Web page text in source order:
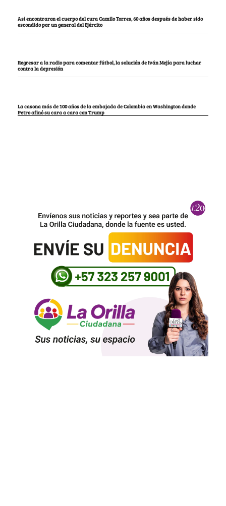
Así encontraron el cuerpo del cura Camilo Torres, 60 años después de haber sido
escondido por un general del Ejército
Regresar a la radio para comentar fútbol, la solución de Iván Mejía para luchar
contra la depresión
La casona más de 100 años de la embajada de Colombia en Washington donde
Petro afinó su cara a cara con Trump